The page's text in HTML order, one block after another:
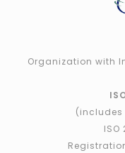
Organization with
(includes
ISO